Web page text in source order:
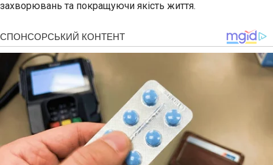
захворювань та покращуючи якість життя.